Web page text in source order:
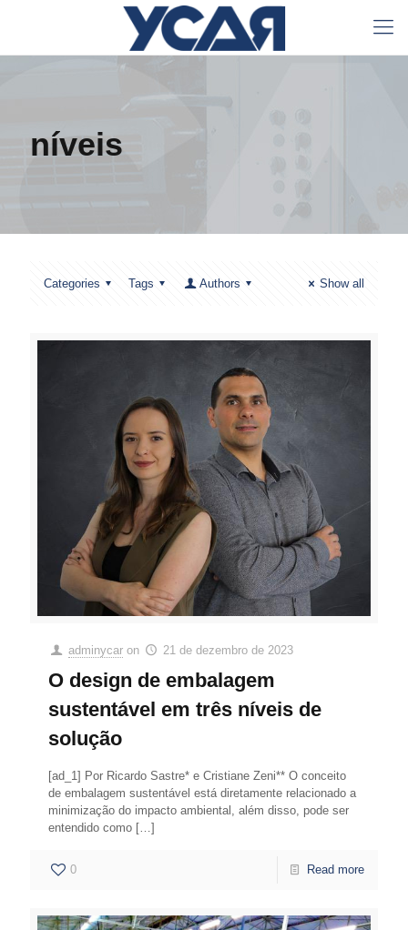
níveis
Categories Tags Authors Show all
adminycar on 21 de dezembro de 2023
O design de embalagem
sustentável em três níveis de
solução
[ad_1] Por Ricardo Sastre* e Cristiane Zeni** O conceito
de embalagem sustentável está diretamente relacionado a
minimização do impacto ambiental, além disso, pode ser
entendido como […]
0 Read more